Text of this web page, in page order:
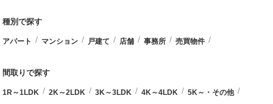
種別で探す
アパート マンション 戸建て 店舗 事務所 売買物件
間取りで探す
1R～1LDK 2K～2LDK 3K～3LDK 4K～4LDK 5K～・その他